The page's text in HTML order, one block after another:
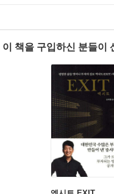
이 책을 구입하신 분들이